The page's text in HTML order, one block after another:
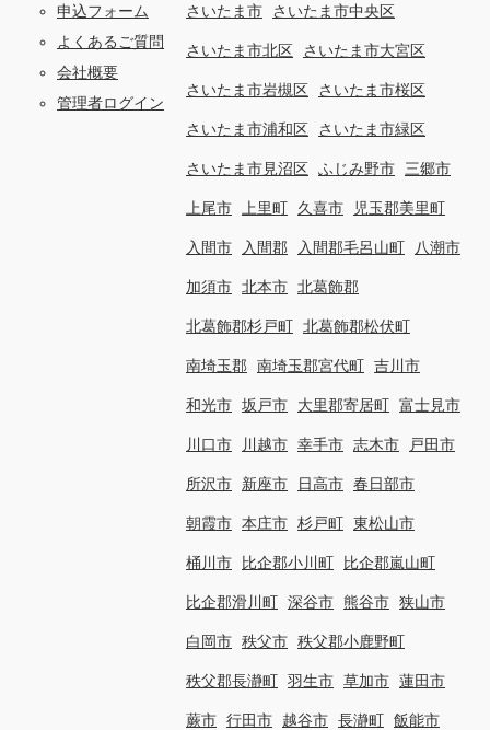
申込フォーム
よくあるご質問
会社概要
管理者ログイン
さいたま市 さいたま市中央区
さいたま市北区 さいたま市大宮区
さいたま市岩槻区 さいたま市桜区
さいたま市浦和区 さいたま市緑区
さいたま市見沼区 ふじみ野市 三郷市
上尾市 上里町 久喜市 児玉郡美里町
入間市 入間郡 入間郡毛呂山町 八潮市
加須市 北本市 北葛飾郡
北葛飾郡杉戸町 北葛飾郡松伏町
南埼玉郡 南埼玉郡宮代町 吉川市
和光市 坂戸市 大里郡寄居町 富士見市
川口市 川越市 幸手市 志木市 戸田市
所沢市 新座市 日高市 春日部市
朝霞市 本庄市 杉戸町 東松山市
桶川市 比企郡小川町 比企郡嵐山町
比企郡滑川町 深谷市 熊谷市 狭山市
白岡市 秩父市 秩父郡小鹿野町
秩父郡長瀞町 羽生市 草加市 蓮田市
蕨市 行田市 越谷市 長瀞町 飯能市